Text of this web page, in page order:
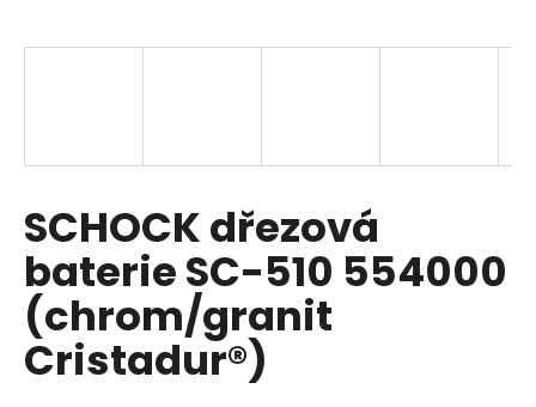
SCHOCK dřezová
baterie SC-510 554000
(chrom/granit
Cristadur®)
j
?
HLEDAT
D